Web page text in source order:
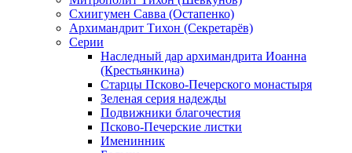
Схиигумен Савва (Остапенко)
Архимандрит Тихон (Секретарёв)
Серии
Наследный дар архимандрита Иоанна
(Крестьянкина)
Старцы Псково-Печерского монастыря
Зеленая серия надежды
Подвижники благочестия
Псково-Печерские листки
Именинник